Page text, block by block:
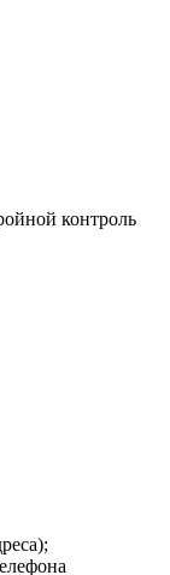
контроль